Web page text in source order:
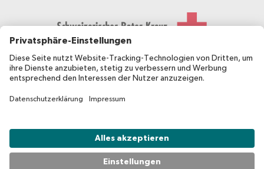
Das Schweizerische Rote Kreuz entwickelt und koordiniert
migesplus und wird vom Bundesamt für Gesundheit BAG